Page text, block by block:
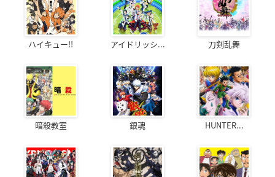
ハイキュー!! アイドリッシ... 刀剣乱舞
暗殺教室 銀魂 HUNTER...